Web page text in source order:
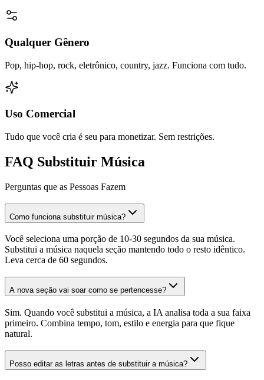
Qualquer Gênero
Pop, hip-hop, rock, eletrônico, country, jazz. Funciona com tudo.
Uso Comercial
Tudo que você cria é seu para monetizar. Sem restrições.
FAQ Substituir Música
Perguntas que as Pessoas Fazem
Como funciona substituir música?
Você seleciona uma porção de 10-30 segundos da sua música.
Substitui a música naquela seção mantendo todo o resto idêntico.
Leva cerca de 60 segundos.
A nova seção vai soar como se pertencesse?
Sim. Quando você substitui a música, a IA analisa toda a sua faixa
primeiro. Combina tempo, tom, estilo e energia para que fique
natural.
Posso editar as letras antes de substituir a música?